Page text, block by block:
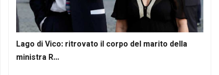
Lago di Vico: ritrovato il corpo del marito della
ministra R...